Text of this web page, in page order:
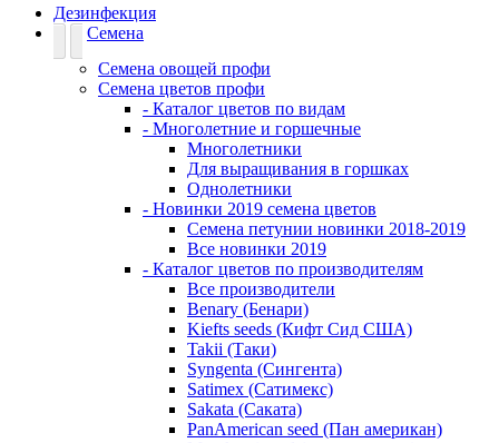
Дезинфекция
Семена
Семена овощей профи
Семена цветов профи
- Каталог цветов по видам
- Многолетние и горшечные
Многолетники
Для выращивания в горшках
Однолетники
- Новинки 2019 семена цветов
Семена петунии новинки 2018-2019
Все новинки 2019
- Каталог цветов по производителям
Все производители
Benary (Бенари)
Kiefts seeds (Кифт Сид США)
Takii (Таки)
Syngenta (Сингента)
Satimex (Сатимекс)
Sakata (Саката)
PanAmerican seed (Пан американ)